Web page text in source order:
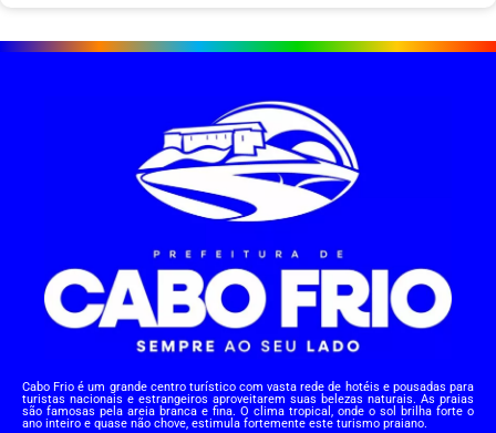
Cabo Frio é um grande centro turístico com vasta rede de hotéis e pousadas para
turistas nacionais e estrangeiros aproveitarem suas belezas naturais. As praias
são famosas pela areia branca e fina. O clima tropical, onde o sol brilha forte o
ano inteiro e quase não chove, estimula fortemente este turismo praiano.